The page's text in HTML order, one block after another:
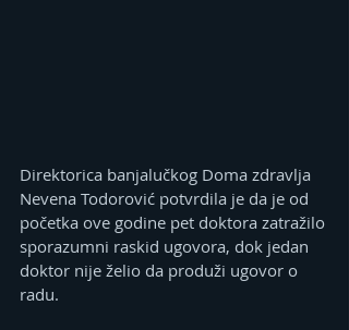
Direktorica banjalučkog Doma zdravlja
Nevena Todorović potvrdila je da je od
početka ove godine pet doktora zatražilo
sporazumni raskid ugovora, dok jedan
doktor nije želio da produži ugovor o
radu.